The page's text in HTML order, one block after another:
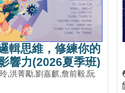
輯思維，修練你的
響力(2026夏季班)
,洪菁勵,劉嘉麒,詹前毅,阮